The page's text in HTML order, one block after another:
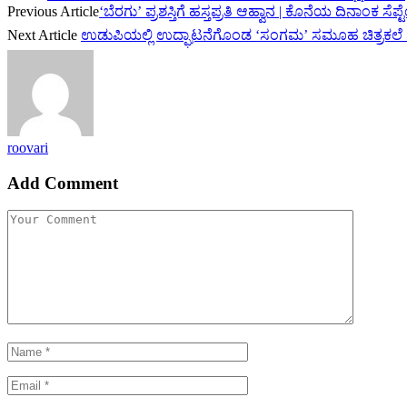
Previous Article‘ಬೆರಗು’ ಪ್ರಶಸ್ತಿಗೆ ಹಸ್ತಪ್ರತಿ ಆಹ್ವಾನ | ಕೊನೆಯ ದಿನಾಂಕ
Next Article ಉಡುಪಿಯಲ್ಲಿ ಉದ್ಘಾಟನೆಗೊಂಡ ‘ಸಂಗಮ’ ಸಮೂಹ ಚಿತ್ರಕಲೆ
roovari
Add Comment